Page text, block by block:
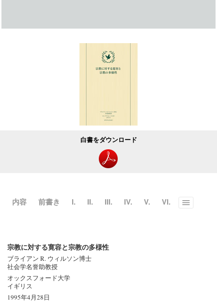
白書をダウンロード
内容 前書き I. II. III. IV. V. VI. Toggle
宗教に対する寛容と宗教の多様性
ブライアン R. ウィルソン博士
社会学名誉助教授
オックスフォード大学
イギリス
1995年4月28日